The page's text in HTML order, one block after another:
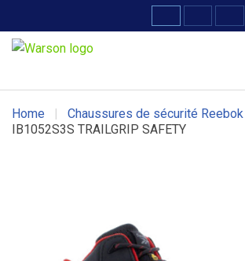
Chaussures DC WORK Crew
Home | Chaussures de sécurité Reebok
IB1052S3S TRAILGRIP SAFETY